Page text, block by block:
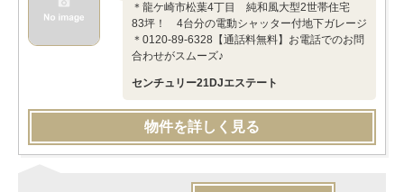
＊龍ケ崎市松葉4丁目 純和風大型2世帯住宅
83坪！ 4台分の電動シャッター付地下ガレージ
＊0120-89-6328【通話料無料】お電話でのお問
合わせがスムーズ♪
センチュリー21DJエステート
物件を詳しく見る